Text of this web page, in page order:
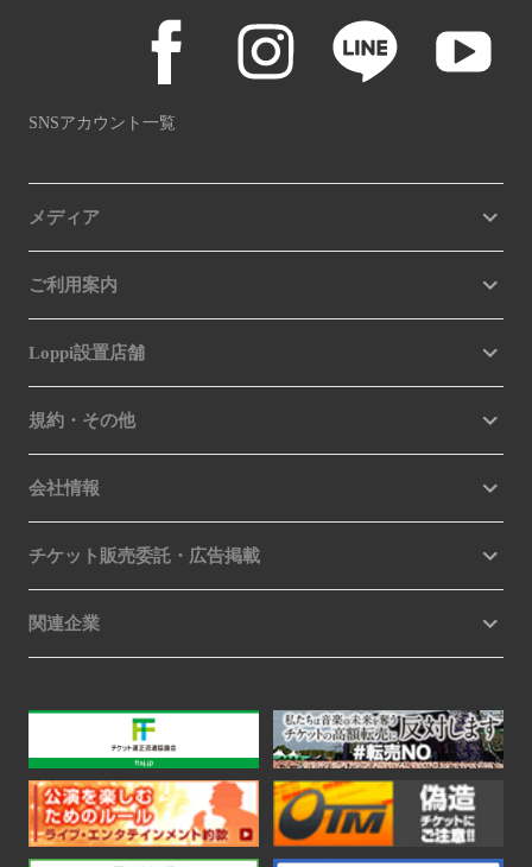
SNSアカウント一覧
メディア
ご利用案内
Loppi設置店舗
規約・その他
会社情報
チケット販売委託・広告掲載
関連企業